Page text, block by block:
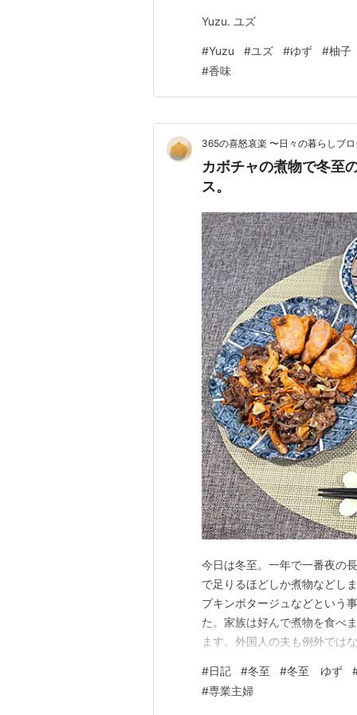
Yuzu. ユズ
#Yuzu #ユズ #ゆず #柚子
#香味
365の喜怒哀楽 〜日々の暮らしブ
カボチャの煮物で冬至
ス。
今日は冬至。一年で一番夜の
で足りるほどしか煮物などし
プキンポタージュなどという
た。家族は好んで煮物を食べ
ます。外国人の夫も例外では
「あっ、カボチャとユズの日
ンのちょっとした工事があり
#日記 #冬至 #冬至 ゆず
#専業主婦